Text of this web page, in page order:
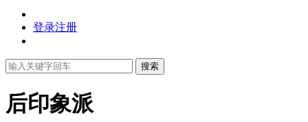
登录注册
搜索
后印象派